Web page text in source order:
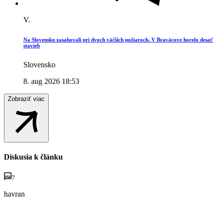
V.
Na Slovensku zasahovali pri dvoch väčších požiaroch. V Braväcove horelo desať
stavieb
Slovensko
8. aug 2026 18:53
Zobraziť viac
Diskusia k článku
7
havran